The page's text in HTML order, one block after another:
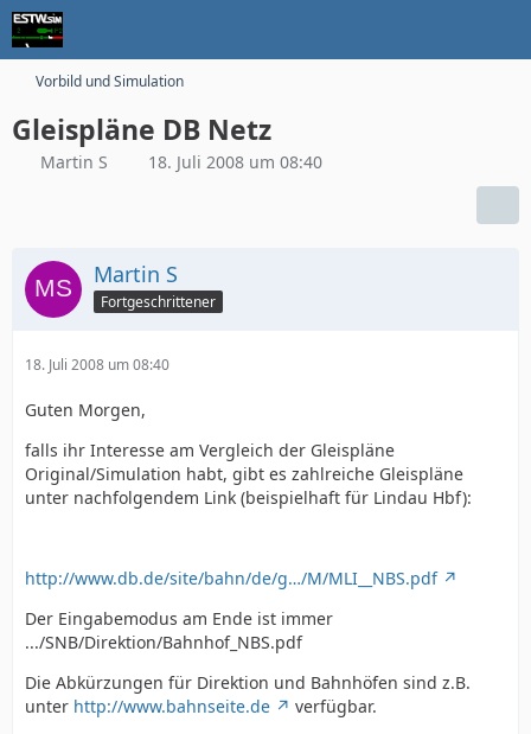
Vorbild und Simulation
Gleispläne DB Netz
Martin S 18. Juli 2008 um 08:40
Martin S
Fortgeschrittener
18. Juli 2008 um 08:40
Guten Morgen,
falls ihr Interesse am Vergleich der Gleispläne
Original/Simulation habt, gibt es zahlreiche Gleispläne
unter nachfolgendem Link (beispielhaft für Lindau Hbf):
http://www.db.de/site/bahn/de/g…/M/MLI__NBS.pdf
Der Eingabemodus am Ende ist immer
.../SNB/Direktion/Bahnhof_NBS.pdf
Die Abkürzungen für Direktion und Bahnhöfen sind z.B.
unter http://www.bahnseite.de
verfügbar.